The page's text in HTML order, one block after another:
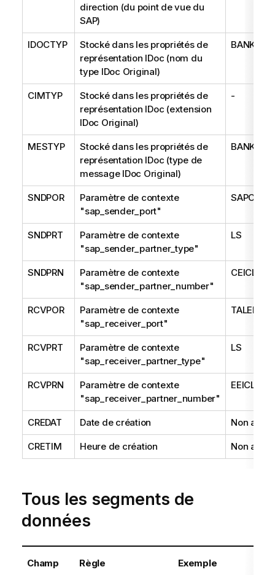
direction (du point de vue du
SAP)
IDOCTYP
Stocké dans les propriétés de
représentation IDoc (nom du
type IDoc Original)
CIMTYP
Stocké dans les propriétés de
représentation IDoc (extension
IDoc Original)
-
MESTYP
Stocké dans les propriétés de
représentation IDoc (type de
message IDoc Original)
SNDPOR
Paramètre de contexte
"sap_sender_port"
SAPCEI
SNDPRT
Paramètre de contexte
"sap_sender_partner_type"
LS
SNDPRN
Paramètre de contexte
"sap_sender_partner_number"
RCVPOR
Paramètre de contexte
"sap_receiver_port"
TALENDF
RCVPRT
Paramètre de contexte
"sap_receiver_partner_type"
LS
RCVPRN
Paramètre de contexte
"sap_receiver_partner_number"
CREDAT Date de création Non
CRETIM Heure de création Non
Tous les segments de
données
Champ Règle Exemple